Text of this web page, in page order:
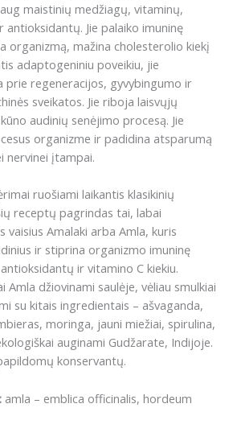
maistinių medžiagų, vitaminų,
Jie palaiko imuninę
organizmą, mažina cholesterolio kiekį
adaptogeniniu poveikiu, jie
prie regeneracijos, gyvybingumo ir
sveikatos. Jie riboja laisvųjų
audinių senėjimo procesą. Jie
organizme ir padidina atsparumą
nervinei įtampai.
ruošiami laikantis klasikinių
receptų pagrindas tai, labai
vaisius Amalaki arba Amla, kuris
ir stiprina organizmo imuninę
ir vitamino C kiekiu.
Amla džiovinami saulėje, vėliau smulkiai
su kitais ingredientais – ašvaganda,
moringa, jauni miežiai, spirulina,
auginami Gudžarate, Indijoje.
konservantų.
amla – emblica officinalis, hordeum